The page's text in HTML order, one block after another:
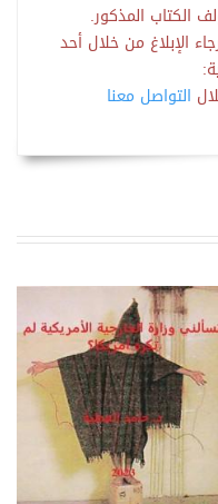
الكتاب المذكور.
الإبلاغ من خلال أحد
التواصل معنا